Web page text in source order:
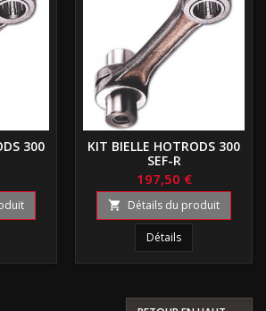
300
KIT BIELLE HOTRODS 300
SEF-R
197,50 €
 Détails du produit
Détails